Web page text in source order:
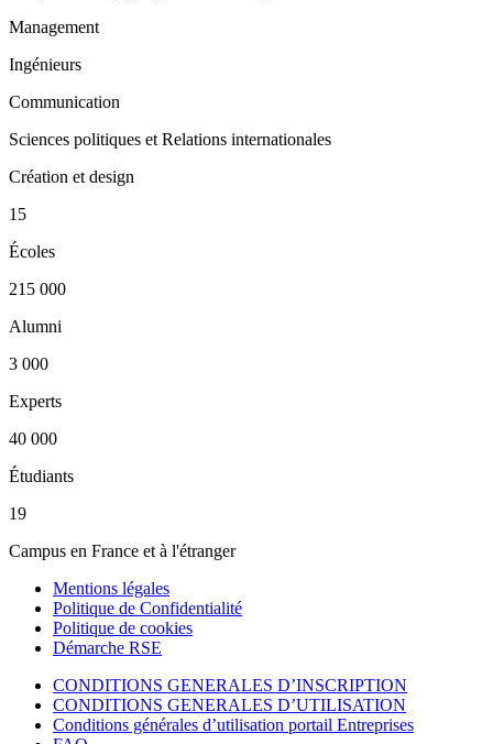
Management
Ingénieurs
Communication
Sciences politiques et Relations internationales
Création et design
15
Écoles
215 000
Alumni
3 000
Experts
40 000
Étudiants
19
Campus en France et à l'étranger
Mentions légales
Politique de Confidentialité
Politique de cookies
Démarche RSE
CONDITIONS GENERALES D’INSCRIPTION
CONDITIONS GENERALES D’UTILISATION
Conditions générales d’utilisation portail Entreprises